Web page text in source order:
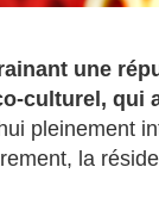
une
culturel, qui
pleinement
la